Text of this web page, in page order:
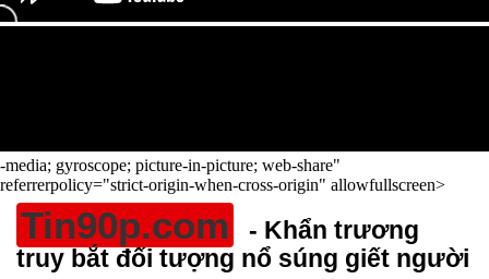
-media; gyroscope; picture-in-picture; web-share"
referrerpolicy="strict-origin-when-cross-origin" allowfullscreen>
Tin90p.com
- Khẩn trương
truy bắt đối tượng nổ súng giết người